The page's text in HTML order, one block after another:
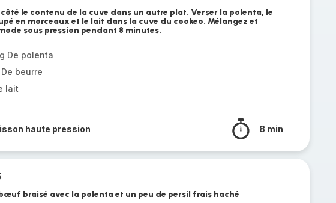
le contenu de la cuve dans un autre plat. Verser la polenta, le
en morceaux et le lait dans la cuve du cookeo. Mélangez et
sous pression pendant 8 minutes.
De polenta
beurre
lait
haute pression 8 min
braisé avec la polenta et un peu de persil frais haché